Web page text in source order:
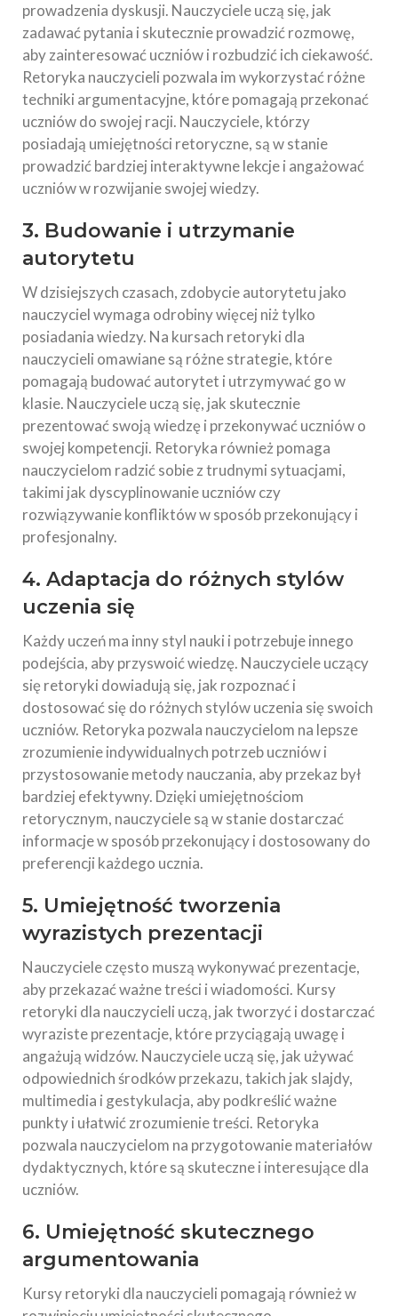
prowadzenia dyskusji. Nauczyciele uczą się, jak
zadawać pytania i skutecznie prowadzić rozmowę,
aby zainteresować uczniów i rozbudzić ich ciekawość.
Retoryka nauczycieli pozwala im wykorzystać różne
techniki argumentacyjne, które pomagają przekonać
uczniów do swojej racji. Nauczyciele, którzy
posiadają umiejętności retoryczne, są w stanie
prowadzić bardziej interaktywne lekcje i angażować
uczniów w rozwijanie swojej wiedzy.
3. Budowanie i utrzymanie
autorytetu
W dzisiejszych czasach, zdobycie autorytetu jako
nauczyciel wymaga odrobiny więcej niż tylko
posiadania wiedzy. Na kursach retoryki dla
nauczycieli omawiane są różne strategie, które
pomagają budować autorytet i utrzymywać go w
klasie. Nauczyciele uczą się, jak skutecznie
prezentować swoją wiedzę i przekonywać uczniów o
swojej kompetencji. Retoryka również pomaga
nauczycielom radzić sobie z trudnymi sytuacjami,
takimi jak dyscyplinowanie uczniów czy
rozwiązywanie konfliktów w sposób przekonujący i
profesjonalny.
4. Adaptacja do różnych stylów
uczenia się
Każdy uczeń ma inny styl nauki i potrzebuje innego
podejścia, aby przyswoić wiedzę. Nauczyciele uczący
się retoryki dowiadują się, jak rozpoznać i
dostosować się do różnych stylów uczenia się swoich
uczniów. Retoryka pozwala nauczycielom na lepsze
zrozumienie indywidualnych potrzeb uczniów i
przystosowanie metody nauczania, aby przekaz był
bardziej efektywny. Dzięki umiejętnościom
retorycznym, nauczyciele są w stanie dostarczać
informacje w sposób przekonujący i dostosowany do
preferencji każdego ucznia.
5. Umiejętność tworzenia
wyrazistych prezentacji
Nauczyciele często muszą wykonywać prezentacje,
aby przekazać ważne treści i wiadomości. Kursy
retoryki dla nauczycieli uczą, jak tworzyć i dostarczać
wyraziste prezentacje, które przyciągają uwagę i
angażują widzów. Nauczyciele uczą się, jak używać
odpowiednich środków przekazu, takich jak slajdy,
multimedia i gestykulacja, aby podkreślić ważne
punkty i ułatwić zrozumienie treści. Retoryka
pozwala nauczycielom na przygotowanie materiałów
dydaktycznych, które są skuteczne i interesujące dla
uczniów.
6. Umiejętność skutecznego
argumentowania
Kursy retoryki dla nauczycieli pomagają również w